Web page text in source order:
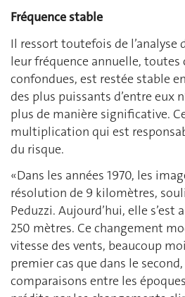
Fréquence stable
Il ressort toutefois de l’analyse
leur fréquence annuelle, toutes
confondues, est restée stable
des plus puissants d’entre eux
plus de manière significative.
multiplication qui est
du risque.
«Dans les années 1970, les
résolution de 9 kilomètres,
Peduzzi. Aujourd’hui, elle s’est
250 mètres. Ce changement
vitesse des vents, beaucoup
premier cas que dans le
comparaisons entre les